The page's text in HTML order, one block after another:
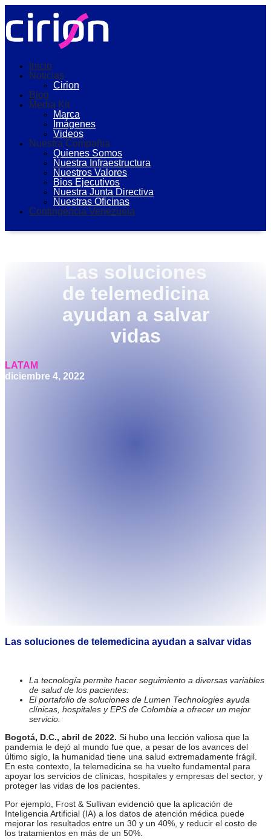
Inicio
Noticias
Cirion
Blog
Media Kit
Marca
Imágenes
Videos
Nuestra Compañia
Quienes Somos
Nuestra Infraestructura
Nuestros Valores
Bios Ejecutivos
Nuestra Junta Directiva
Nuestras Oficinas
Contingencia Venezuela
Las soluciones
de telemedicina
ayudan a salvar
vidas
LATAM
diciembre 4, 2022
Las soluciones de telemedicina ayudan a salvar vidas
La tecnología permite hacer seguimiento a diversas variables
de salud de los pacientes.
El portafolio de soluciones de Lumen Technologies ayuda
clínicas, hospitales y EPS de Colombia a ofrecer un mejor
servicio.
Bogotá, D.C., abril de 2022. Si hubo una lección valiosa que la
pandemia le dejó al mundo fue que, a pesar de los avances del
último siglo, la humanidad tiene una salud extremadamente frágil.
En este contexto, la telemedicina se ha vuelto fundamental para
apoyar los servicios de clínicas, hospitales y empresas del sector, y
proteger las vidas de los pacientes.
Por ejemplo, Frost & Sullivan evidenció que la aplicación de
Inteligencia Artificial (IA) a los datos de atención médica puede
mejorar los resultados entre un 30 y un 40%, y reducir el costo de
los tratamientos en más de un 50%.